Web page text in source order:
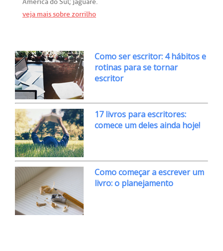
veja mais sobre zorrilho
Como ser escritor: 4 hábitos e
rotinas para se tornar
escritor
17 livros para escritores:
comece um deles ainda hoje!
Como começar a escrever um
livro: o planejamento